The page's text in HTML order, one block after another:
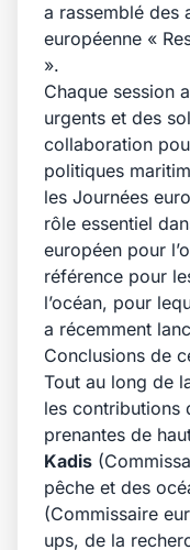
a rassemblé des
européenne «
».
Chaque session
urgents et des
collaboration
politiques
les Journées
rôle essentiel
européen pour
référence pour
l’océan, pour
a récemment
Conclusions de
Tout au long de
les contributions
prenantes de
Kadis
pêche et des
(Commissaire
ups, de la